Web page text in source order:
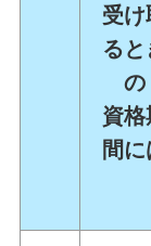
受け
ると
の
資格
間に